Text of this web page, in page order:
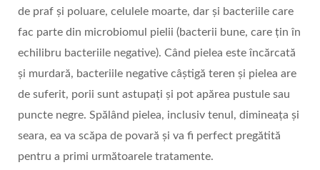
de praf și poluare, celulele moarte, dar și bacteriile care
fac parte din microbiomul pielii (bacterii bune, care țin în
echilibru bacteriile negative). Când pielea este încărcată
și murdară, bacteriile negative câștigă teren și pielea are
de suferit, porii sunt astupați și pot apărea pustule sau
puncte negre. Spălând pielea, inclusiv tenul, dimineața și
seara, ea va scăpa de povară și va fi perfect pregătită
pentru a primi următoarele tratamente.